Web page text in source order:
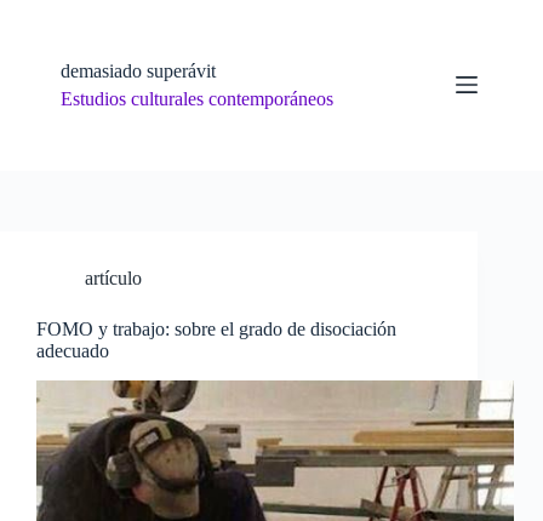
demasiado superávit
Estudios culturales contemporáneos
artículo
FOMO y trabajo: sobre el grado de disociación
adecuado